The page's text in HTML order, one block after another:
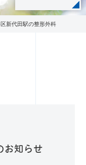
新代田駅の整形外科
お知らせ